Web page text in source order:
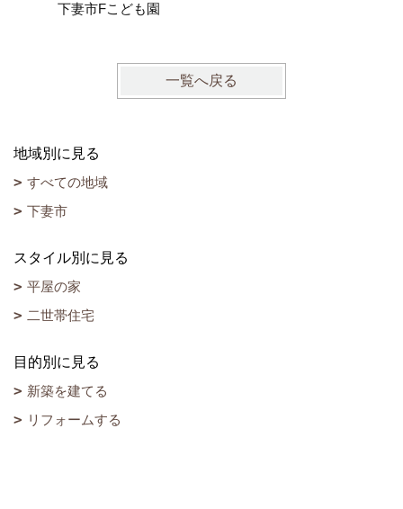
下妻市Fこども園
一覧へ戻る
地域別に見る
すべての地域
下妻市
スタイル別に見る
平屋の家
二世帯住宅
目的別に見る
新築を建てる
リフォームする